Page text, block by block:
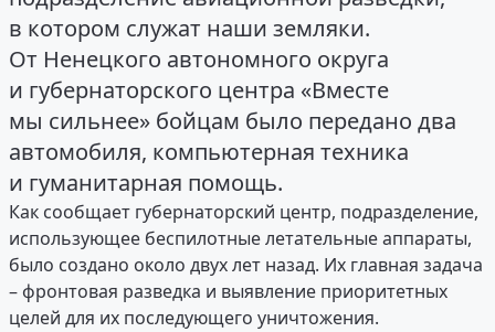
в котором служат наши земляки.
От Ненецкого автономного округа
и губернаторского центра «Вместе
мы сильнее» бойцам было передано два
автомобиля, компьютерная техника
и гуманитарная помощь.
Как сообщает губернаторский центр, подразделение,
использующее беспилотные летательные аппараты,
было создано около двух лет назад. Их главная задача
– фронтовая разведка и выявление приоритетных
целей для их последующего уничтожения.